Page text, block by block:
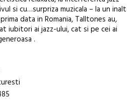
si cu…surpriza muzicala – la un inalt
data in Romania, Talltones au,
iubitori ai jazz-ului, cat si pe cei ai
.